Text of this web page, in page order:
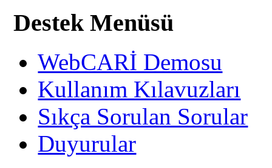
Destek Menüsü
WebCARİ Demosu
Kullanım Kılavuzları
Sıkça Sorulan Sorular
Duyurular